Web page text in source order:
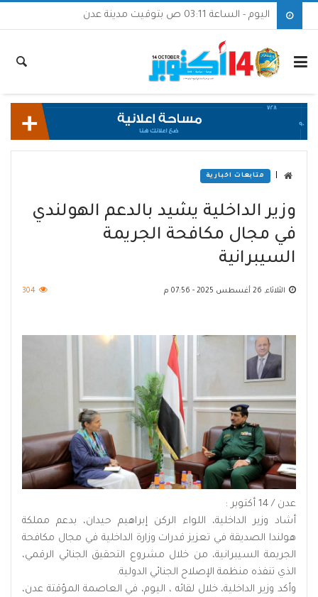
اليوم - الساعة 03:11 ص بتوقيت مدينة عدن
متابعات اخبارية
وزير الداخلية يشيد بالدعم الهولندي
في مجال مكافحة الجريمة
السيبرانية
الثلاثاء, 26 أغسطس 2025 - 07:56 م 304
عدن / 14 أكتوبر :
أشاد وزير الداخلية، اللواء الركن إبراهيم حيدان، بدعم مملكة
هولندا الصديقة في تعزيز قدرات وزارة الداخلية في مجال مكافحة
الجريمة السيبرانية، من خلال مشروع التحقيق الجنائي الرقمي،
الذي تنفذه منظمة الإصلاح الجنائي الدولية.
وأكد وزير الداخلية، خلال لقائه ، اليوم، في العاصمة المؤقتة عدن،